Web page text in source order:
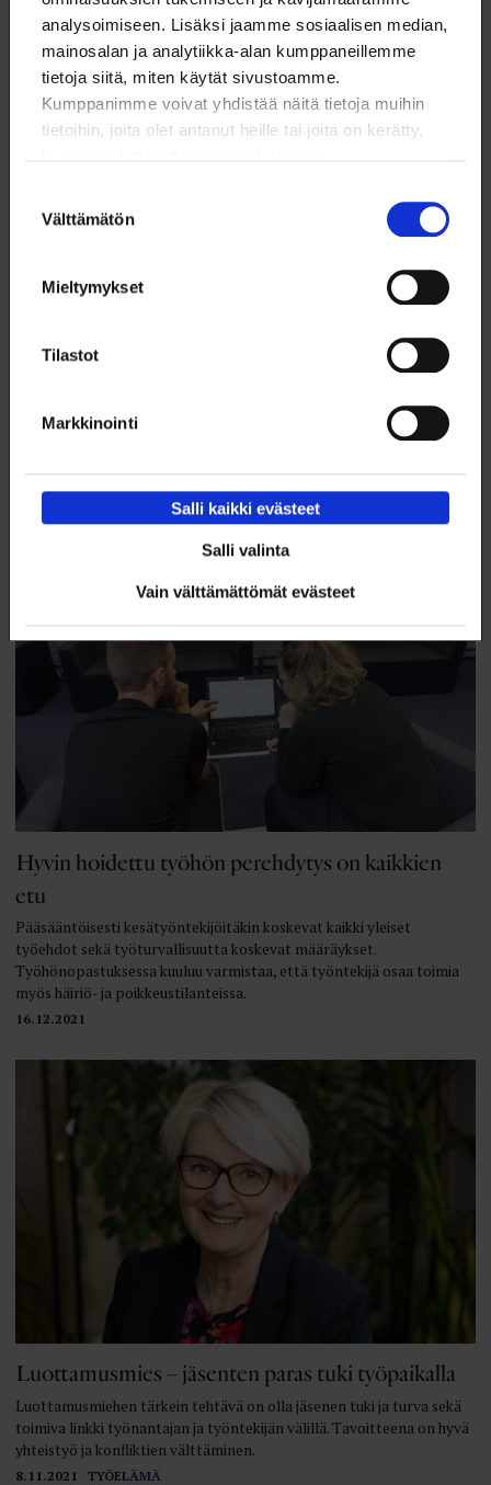
analysoimiseen. Lisäksi jaamme sosiaalisen median,
mainosalan ja analytiikka-alan kumppaneillemme
tietoja siitä, miten käytät sivustoamme.
Kumppanimme voivat yhdistää näitä tietoja muihin
tietoihin, joita olet antanut heille tai joita on kerätty,
valinta
Välttämätön
Mieltymykset
Tilastot
Markkinointi
Salli kaikki evästeet
Salli valinta
Vain välttämättömät evästeet
13.12.2022
Valtiolla maksetaan tänä vuonna 2,0 prosentin yleiskorotus
palkkoihin. Korotukset tulevat voimaan 1. kesäkuuta. Yleiskorotusta
16.12.2021
Hyvin hoidettu työhön perehdytys on kaikkien
etu
Pääsääntöisesti kesätyöntekijöitäkin koskevat kaikki yleiset
työehdot sekä työturvallisuutta koskevat määräykset.
Työhönopastuksessa kuuluu varmistaa, että työntekijä osaa toimia
myös häiriö- ja poikkeustilanteissa.
8.11.2021 TYÖELÄMÄ
Luottamusmies – jäsenten paras tuki työpaikalla
Luottamusmiehen tärkein tehtävä on olla jäsenen tuki ja turva sekä
toimiva linkki työnantajan ja työntekijän välillä. Tavoitteena on hyvä
yhteistyö ja konfliktien välttäminen.